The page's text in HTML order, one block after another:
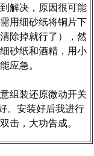
解决，原因很可能
用细砂纸将铜片下
除掉就行了），然
砂纸和酒精，用小
应急。
组装还原微动开关
。安装好后我进行
击，大功告成。